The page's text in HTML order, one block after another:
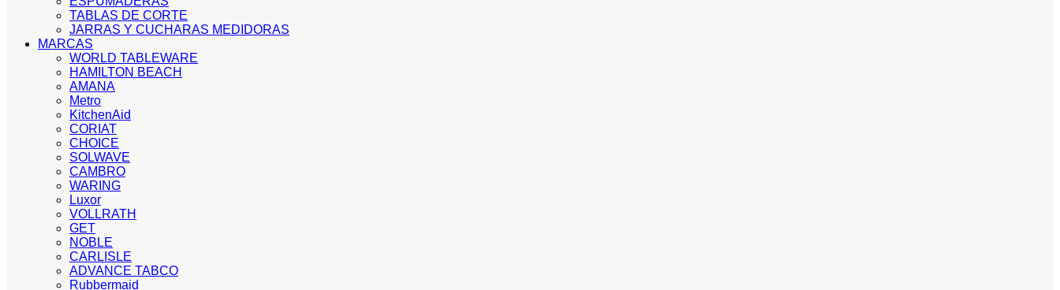
TABLAS DE CORTE
JARRAS Y CUCHARAS MEDIDORAS
MARCAS
WORLD TABLEWARE
HAMILTON BEACH
AMANA
Metro
KitchenAid
CORIAT
CHOICE
SOLWAVE
CAMBRO
WARING
Luxor
VOLLRATH
GET
NOBLE
CARLISLE
ADVANCE TABCO
Rubbermaid